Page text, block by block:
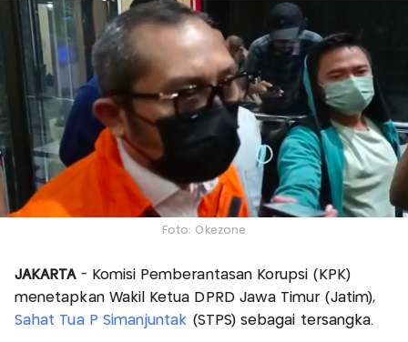
Foto: Okezone
JAKARTA - Komisi Pemberantasan Korupsi (KPK)
menetapkan Wakil Ketua DPRD Jawa Timur (Jatim),
Sahat Tua P Simanjuntak (STPS) sebagai tersangka.